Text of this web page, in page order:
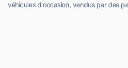
véhicules d'occasion, vendus par des